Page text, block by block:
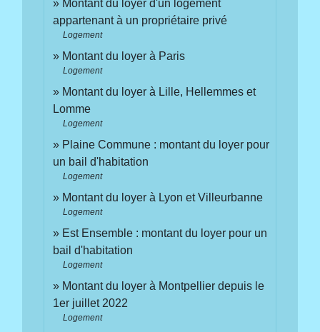
Montant du loyer d'un logement
appartenant à un propriétaire privé
Logement
Montant du loyer à Paris
Logement
Montant du loyer à Lille, Hellemmes et
Lomme
Logement
Plaine Commune : montant du loyer pour
un bail d'habitation
Logement
Montant du loyer à Lyon et Villeurbanne
Logement
Est Ensemble : montant du loyer pour un
bail d'habitation
Logement
Montant du loyer à Montpellier depuis le
1er juillet 2022
Logement